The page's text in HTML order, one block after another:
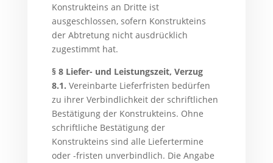
Konstrukteins an Dritte ist
ausgeschlossen, sofern Konstrukteins
der Abtretung nicht ausdrücklich
zugestimmt hat.
§ 8 Liefer- und Leistungszeit, Verzug
8.1. Vereinbarte Lieferfristen bedürfen
zu ihrer Verbindlichkeit der schriftlichen
Bestätigung der Konstrukteins. Ohne
schriftliche Bestätigung der
Konstrukteins sind alle Liefertermine
oder -fristen unverbindlich. Die Angabe